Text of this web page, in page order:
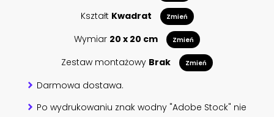
Kształt Kwadrat Zmień
Wymiar 20 x 20 cm Zmień
Zestaw montażowy Brak Zmień
Darmowa dostawa.
Po wydrukowaniu znak wodny "Adobe Stock" nie